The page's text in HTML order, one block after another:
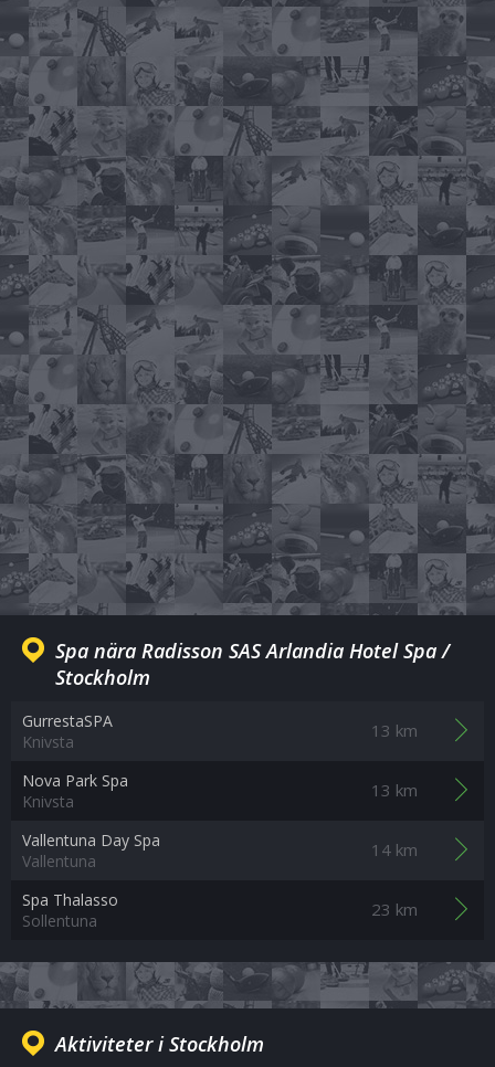
Spa nära Radisson SAS Arlandia Hotel Spa /
Stockholm
GurrestaSPA
Knivsta
13 km
Nova Park Spa
Knivsta ‎
13 km
Vallentuna Day Spa
Vallentuna
14 km
Spa Thalasso
Sollentuna
23 km
Aktiviteter i Stockholm